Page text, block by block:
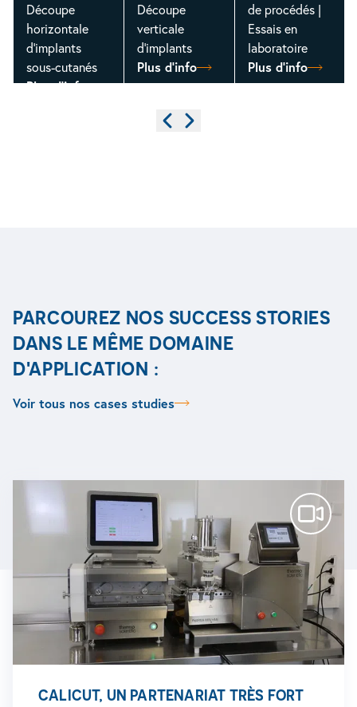
Découpe
horizontale
d'implants
sous-cutanés
Plus d'info
Découpe
verticale
d'implants
Plus d'info
de procédés |
Essais en
laboratoire
Plus d'info
PARCOUREZ NOS SUCCESS STORIES
DANS LE MÊME DOMAINE
D'APPLICATION :
Voir tous nos cases studies
CALICUT, UN PARTENARIAT TRÈS FORT